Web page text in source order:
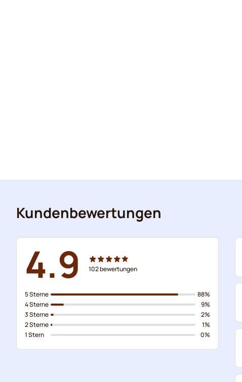
Kundenbewertungen
4.9 102bewertungen
5 Sterne
4 Sterne
3 Sterne
2 Sterne
1 Stern
88%
9%
2%
1%
0%